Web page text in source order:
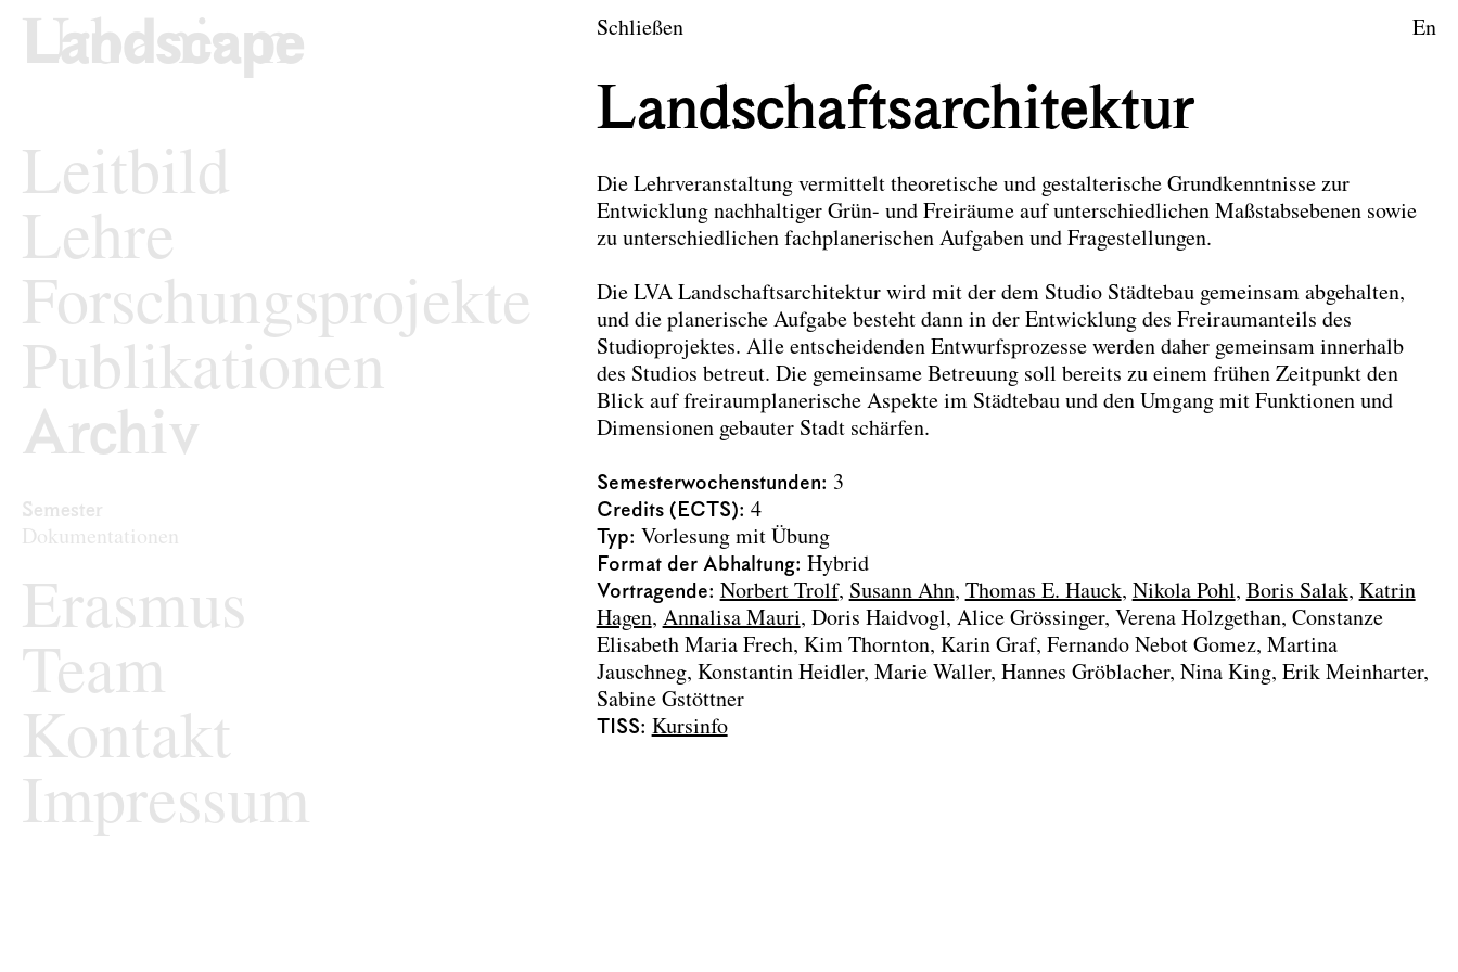
zum Inhalt springen
Landschaftsarchitektur und Landschaftsplanung
Leitbild
Lehre
Forschungsprojekte
Publikationen
Archiv
Schließen En
Landschaftsarchitektur
Die Lehrveranstaltung vermittelt theoretische und gestalterische Grundkenntnisse zur
Entwicklung nachhaltiger Grün- und Freiräume auf unterschiedlichen Maßstabsebenen sowie
zu unterschiedlichen fachplanerischen Aufgaben und Fragestellungen.
Die LVA Landschaftsarchitektur wird mit der dem Studio Städtebau gemeinsam abgehalten,
und die planerische Aufgabe besteht dann in der Entwicklung des Freiraumanteils des
Studioprojektes. Alle entscheidenden Entwurfsprozesse werden daher gemeinsam innerhalb
des Studios betreut. Die gemeinsame Betreuung soll bereits zu einem frühen Zeitpunkt den
Blick auf freiraumplanerische Aspekte im Städtebau und den Umgang mit Funktionen und
Dimensionen gebauter Stadt schärfen.
Semesterwochenstunden 3
Credits (ECTS) 4
Typ Vorlesung mit Übung
Format der Abhaltung Hybrid
Vortragende Norbert Trolf Susann Ahn Thomas E. Hauck Nikola Pohl Boris Salak Katrin
Hagen Annalisa Mauri Doris Haidvogl Alice Grössinger Verena Holzgethan Constanze
Elisabeth Maria Frech Kim Thornton Karin Graf Fernando Nebot Gomez Martina
Jauschneg Konstantin Heidler Marie Waller Hannes Gröblacher Nina King Erik Meinharter
Sabine Gstöttner
TISS Kursinfo
Archiv
Semester
Dokumentationen
Erasmus
Team
Kontakt
Impressum